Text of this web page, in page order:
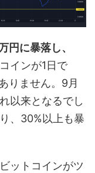
に暴落し、
インが1日で
りません。9月
以来となるでし
、30%以上も暴
ットコインがツ